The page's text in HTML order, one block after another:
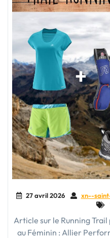
27 avril 2026 xn--
Article sur le Running
au Féminin : Allier